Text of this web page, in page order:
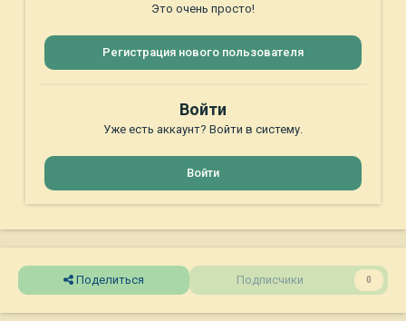
Это очень просто!
Регистрация нового пользователя
Войти
Уже есть аккаунт? Войти в систему.
Войти
Поделиться Подписчики 0